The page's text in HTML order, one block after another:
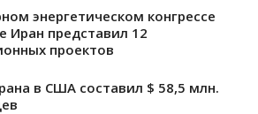
энергетическом конгрессе
Иран представил 12
проектов
в США составил $ 58,5 млн.